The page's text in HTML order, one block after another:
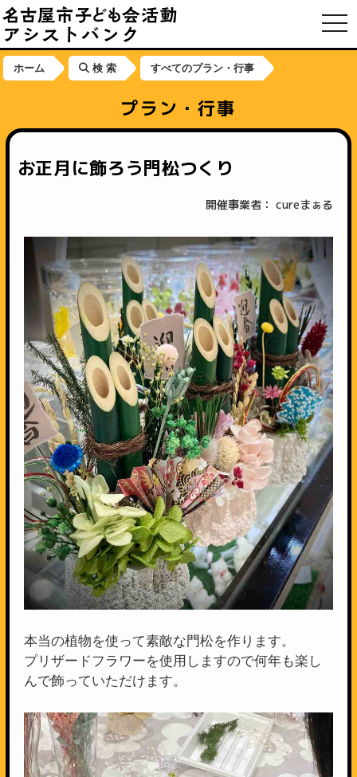
ホーム 検 索 すべてのプラン・行事
プラン・行事
お正月に飾ろう門松つくり
開催事業者： cureまぁる
本当の植物を使って素敵な門松を作ります。
プリザードフラワーを使用しますので何年も楽し
んで飾っていただけます。